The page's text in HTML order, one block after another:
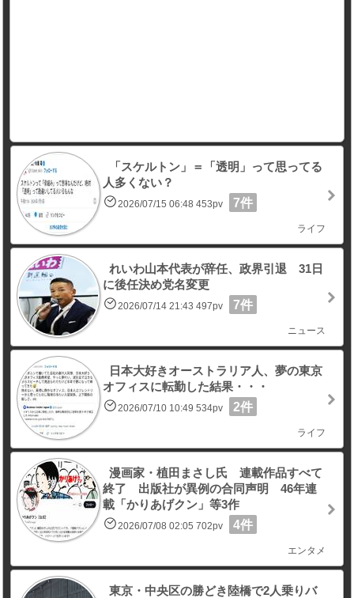
「スケルトン」＝「透明」って思ってる
人多くない？
2026/07/15 06:48 453pv 7件
ライフ
れいわ山本代表が辞任、政界引退 31日
に後任決め党名変更
2026/07/14 21:43 497pv 7件
ニュース
日本大好きオーストラリア人、夢の東京
オフィスに転勤した結果・・・
2026/07/10 10:49 534pv 2件
ライフ
漫画家・植田まさし氏 連載作品すべて
終了 出版社が異例の合同声明 46年連
載「かりあげクン」等3作
2026/07/08 02:05 702pv 4件
エンタメ
東京・中央区の勝どき陸橋で2人乗りバ